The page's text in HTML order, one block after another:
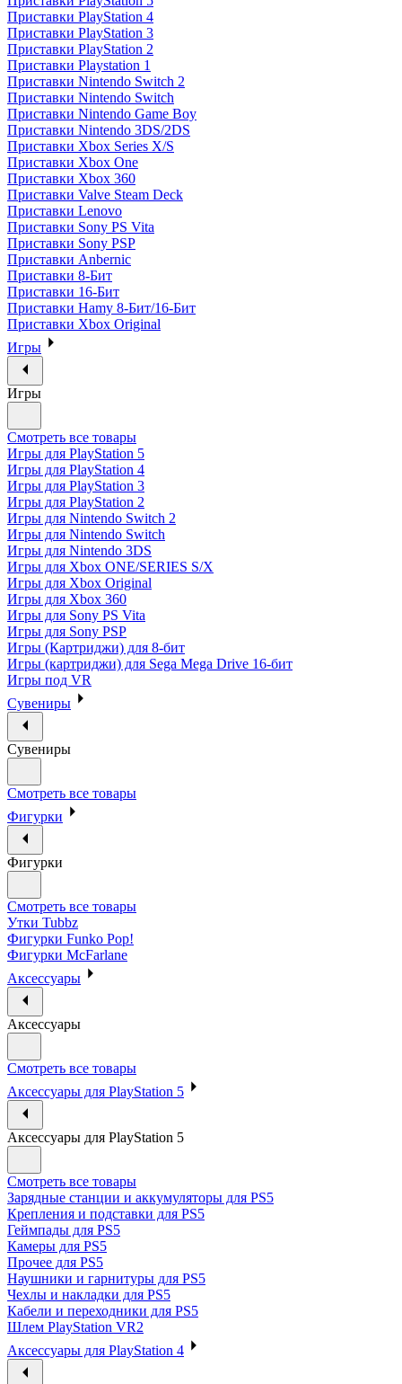
Приставки PlayStation 4
Приставки PlayStation 3
Приставки PlayStation 2
Приставки Playstation 1
Приставки Nintendo Switch 2
Приставки Nintendo Switch
Приставки Nintendo Game Boy
Приставки Nintendo 3DS/2DS
Приставки Xbox Series X/S
Приставки Xbox One
Приставки Xbox 360
Приставки Valve Steam Deck
Приставки Lenovo
Приставки Sony PS Vita
Приставки Sony PSP
Приставки Anbernic
Приставки 8-Бит
Приставки 16-Бит
Приставки Hamy 8-Бит/16-Бит
Приставки Xbox Original
Игры
Игры
Смотреть все товары
Игры для PlayStation 5
Игры для PlayStation 4
Игры для PlayStation 3
Игры для PlayStation 2
Игры для Nintendo Switch 2
Игры для Nintendo Switch
Игры для Nintendo 3DS
Игры для Xbox ONE/SERIES S/X
Игры для Xbox Original
Игры для Xbox 360
Игры для Sony PS Vita
Игры для Sony PSP
Игры (Картриджи) для 8-бит
Игры (картриджи) для Sega Mega Drive 16-бит
Игры под VR
Сувениры
Сувениры
Смотреть все товары
Фигурки
Фигурки
Смотреть все товары
Утки Tubbz
Фигурки Funko Pop!
Фигурки McFarlane
Аксессуары
Аксессуары
Смотреть все товары
Аксессуары для PlayStation 5
Аксессуары для PlayStation 5
Смотреть все товары
Зарядные станции и аккумуляторы для PS5
Крепления и подставки для PS5
Геймпады для PS5
Камеры для PS5
Прочее для PS5
Наушники и гарнитуры для PS5
Чехлы и накладки для PS5
Кабели и переходники для PS5
Шлем PlayStation VR2
Аксессуары для PlayStation 4